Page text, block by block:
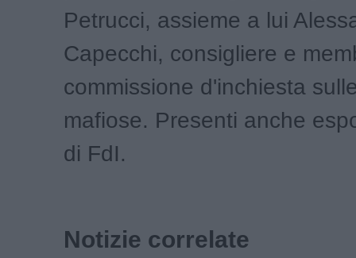
Petrucci, assieme a lui
Capecchi, consigliere e
commissione d'inchiesta
mafiose. Presenti anche
di FdI.
Notizie correlate